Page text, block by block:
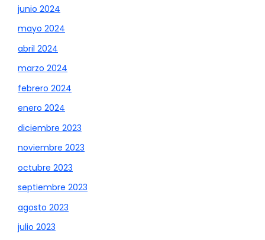
junio 2024
mayo 2024
abril 2024
marzo 2024
febrero 2024
enero 2024
diciembre 2023
noviembre 2023
octubre 2023
septiembre 2023
agosto 2023
julio 2023